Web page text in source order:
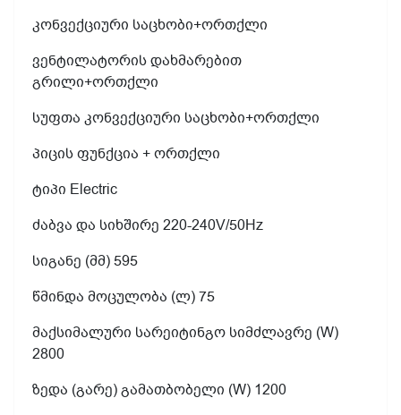
კონვექციური საცხობი+ორთქლი
ვენტილატორის დახმარებით
გრილი+ორთქლი
სუფთა კონვექციური საცხობი+ორთქლი
პიცის ფუნქცია + ორთქლი
ტიპი Electric
ძაბვა და სიხშირე 220-240V/50Hz
სიგანე (მმ) 595
წმინდა მოცულობა (ლ) 75
მაქსიმალური სარეიტინგო სიმძლავრე (W)
2800
ზედა (გარე) გამათბობელი (W) 1200